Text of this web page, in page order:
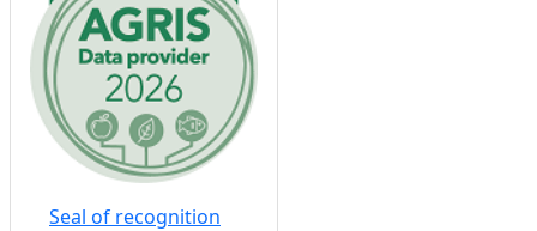
Seal of recognition